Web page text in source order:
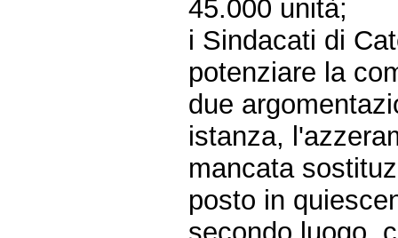
45.000 unità;
i Sindacati di
potenziare la
due
istanza,
mancata
posto in